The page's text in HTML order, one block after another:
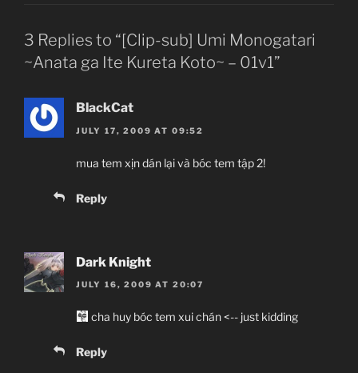
3 Replies to “[Clip-sub] Umi Monogatari
~Anata ga Ite Kureta Koto~ – 01v1”
BlackCat
JULY 17, 2009 AT 09:52
mua tem xịn dán lại và bóc tem tập 2!
Reply
Dark Knight
JULY 16, 2009 AT 20:07
cha huy bóc tem xui chán <-- just kidding
Reply